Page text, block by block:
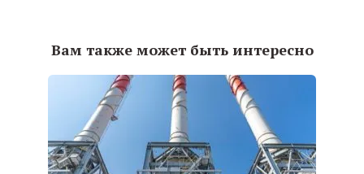
Вам также может быть интересно